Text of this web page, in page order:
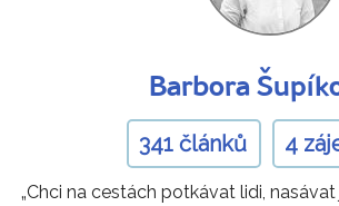
Barbora
341 článků 4
„Chci na cestách potkávat lidi,